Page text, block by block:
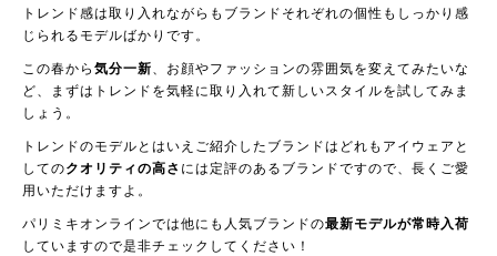
トレンド感は取り入れながらもブランドそれぞれの個性もしっかり感
じられるモデルばかりです。
この春から 気分一新、お顔やファッションの雰囲気を変えてみたいな
ど、まずはトレンドを気軽に取り入れて新しいスタイルを試してみま
しょう。
トレンドのモデルとはいえご紹介したブランドはどれもアイウェアと
してのクオリティの高さ には定評のあるブランドですので、長くご愛
用いただけますよ。
パリミキオンラインでは他にも人気ブランドの最新モデルが常時入荷
していますので是非チェックしてください！